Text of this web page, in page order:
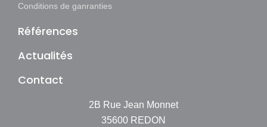
Conditions de ganranties
Références
Actualités
Contact
2B Rue Jean Monnet
35600 REDON